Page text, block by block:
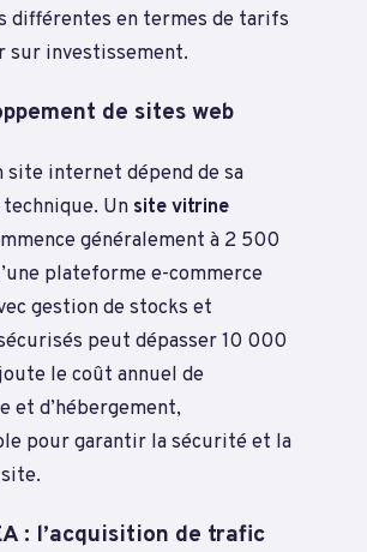
différentes en termes de tarifs
sur investissement.
de sites web
site internet dépend de sa
Un site vitrine
généralement à 2 500
plateforme e-commerce
gestion de stocks et
peut dépasser 10 000
le coût annuel de
et d’hébergement,
pour garantir la sécurité et la
: l’acquisition de trafic